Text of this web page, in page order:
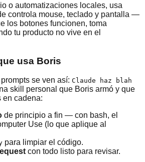
o automatizaciones locales, usa
controla mouse, teclado y pantalla —
los botones funcionen, toma
tu producto no vive en el
usa Boris
se ven así: Claude haz blah
skill personal que Boris armó y que
en cadena:
de principio a fin — con bash, el
Use (lo que aplique al
para limpiar el código.
con todo listo para revisar.